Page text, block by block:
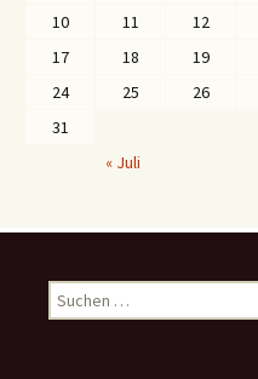
10
11 12
17
18 19
24
25 26
31
« Juli
u